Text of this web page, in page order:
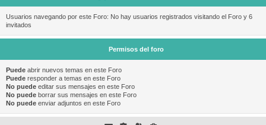
Usuarios navegando por este Foro: No hay usuarios registrados visitando el Foro y 6
invitados
Permisos del foro
Puede abrir nuevos temas en este Foro
Puede responder a temas en este Foro
No puede editar sus mensajes en este Foro
No puede borrar sus mensajes en este Foro
No puede enviar adjuntos en este Foro